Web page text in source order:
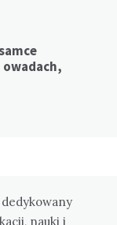
owadach,
nauki i